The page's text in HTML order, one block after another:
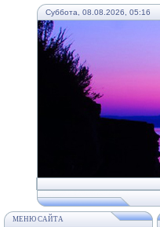
Суббота, 08.08.2026, 05:16
МЕНЮ САЙТА